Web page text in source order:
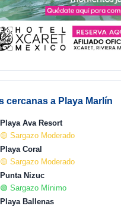
cercanas a Playa Marlín
Playa Ava Resort
🟡 Sargazo Moderado
Playa Coral
🟡 Sargazo Moderado
Punta Nizuc
🟢 Sargazo Mínimo
Playa Ballenas